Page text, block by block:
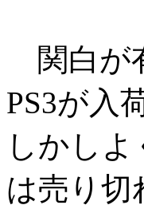
関白が
PS3が入
しかし
は売り切